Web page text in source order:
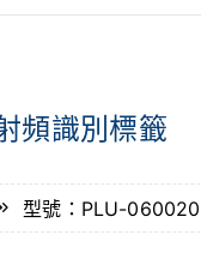
頻識別標籤
型號：PLU-060020